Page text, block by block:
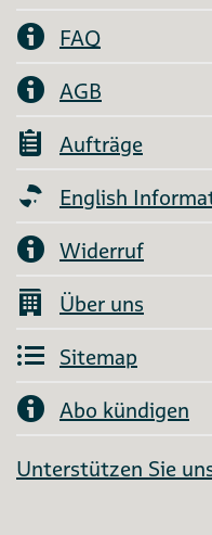
FAQ
AGB
Aufträge
English
Widerruf
Über uns
Sitemap
Abo kündigen
Unterstützen Sie